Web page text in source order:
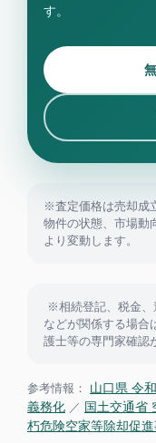
す。
※査定価格は売却成
物件の状態、市場動
より変動します。
※相続登記、税金、
などが関係する場合
護士等の専門家確認
参考情報： 山口県 令
義務化 ／ 国土交通省
朽危険空家等除却促